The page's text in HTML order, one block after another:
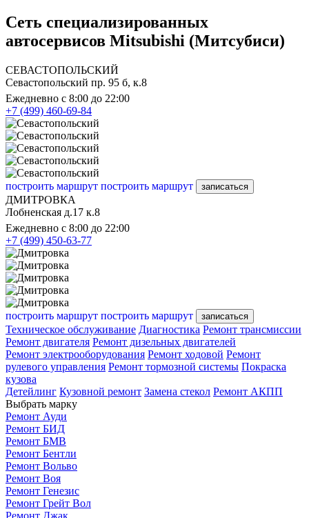
Сеть специализированных
автосервисов Mitsubishi (Митсубиси)
СЕВАСТОПОЛЬСКИЙ
Севастопольский пр. 95 б, к.8
Ежедневно с 8:00 до 22:00
+7 (499) 460-69-84
построить маршрут построить маршрут записаться
ДМИТРОВКА
Лобненская д.17 к.8
Ежедневно с 8:00 до 22:00
+7 (499) 450-63-77
построить маршрут построить маршрут записаться
Техническое обслуживание Диагностика Ремонт трансмиссии
Ремонт двигателя Ремонт дизельных двигателей
Ремонт электрооборудования Ремонт ходовой Ремонт
рулевого управления Ремонт тормозной системы Покраска
кузова
Детейлинг Кузовной ремонт Замена стекол Ремонт АКПП
Выбрать марку
Ремонт Ауди
Ремонт БИД
Ремонт БМВ
Ремонт Бентли
Ремонт Вольво
Ремонт Воя
Ремонт Генезис
Ремонт Грейт Вол
Ремонт Джак